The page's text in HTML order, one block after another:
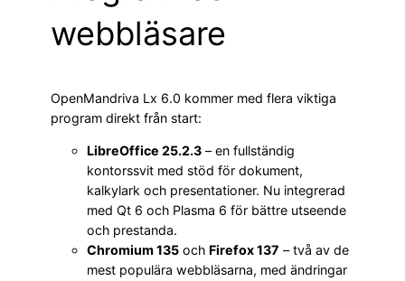
webbläsare
OpenMandriva Lx 6.0 kommer med flera viktiga
program direkt från start:
LibreOffice 25.2.3 – en fullständig
kontorssvit med stöd för dokument,
kalkylark och presentationer. Nu integrerad
med Qt 6 och Plasma 6 för bättre utseende
och prestanda.
Chromium 135 och Firefox 137 – två av de
mest populära webbläsarna, med ändringar